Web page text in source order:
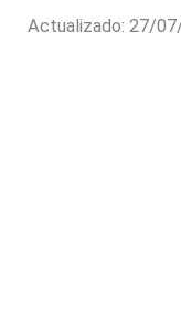
Actualizado: 27/